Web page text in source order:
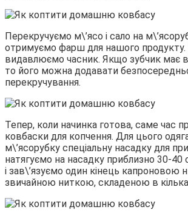
Перекручуємо м\’ясо і сало на
отримуємо фарш для нашого продукту.
видавлюємо часник. Якщо зубчик має
то його можна додавати
перекручування.
Тепер, коли начинка готова, саме час
ковбаски для копчення. Для цього
м\’ясорубку спеціальну насадку для
натягуємо на насадку приблизно 30-
і зав\’язуємо один кінець капроновою
звичайною ниткою, складеною в кілька